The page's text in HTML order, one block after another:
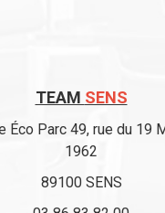
TEAM SENS
Éco Parc 49, rue du 19
1962
89100 SENS